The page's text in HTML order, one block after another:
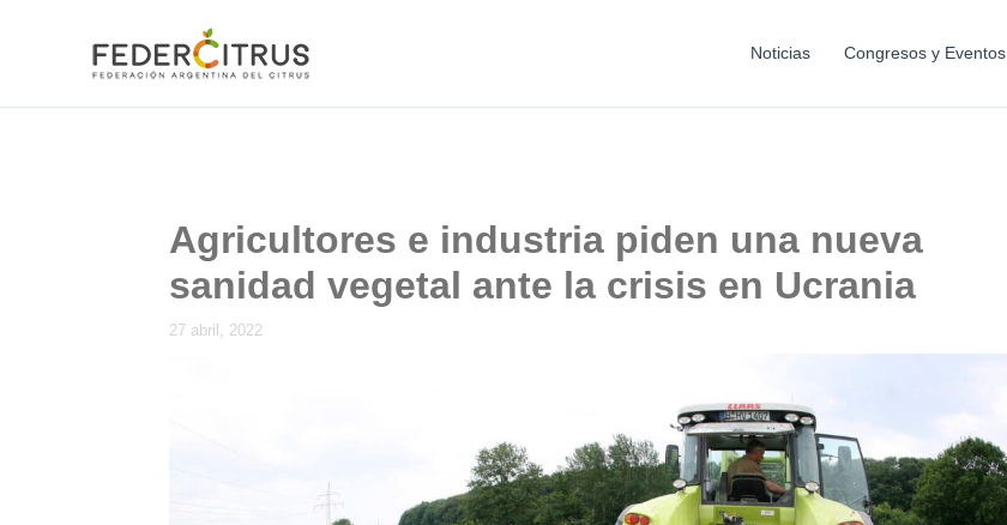
Noticias Congresos y Eventos
Agricultores e industria piden una nueva
sanidad vegetal ante la crisis en Ucrania
27 abril, 2022